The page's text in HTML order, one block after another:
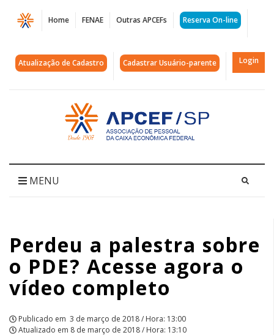
Página
Perdeu
Acesse
vídeo
completo
|
APCEF/SP
Home FENAE Outras APCEFs Reserva On-line
Atualização de Cadastro Cadastrar Usuário-parente Login
Acessar
página
inicial
MENU
Perdeu a palestra sobre
o PDE? Acesse agora o
vídeo completo
Publicado em 3 de março de 2018 / Hora: 13:00
Atualizado em 8 de março de 2018 / Hora: 13:10